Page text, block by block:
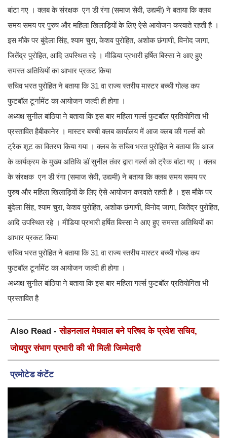
बांटा गए । क्लब के संरक्षक एन डी रंगा (समाज सेवी, उद्यमी) ने बताया कि क्लब
समय समय पर पुरुष और महिला खिलाड़ियों के लिए ऐसे आयोजन करवाते रहती है ।
इस मौके पर बुंदेला सिंह, श्याम चुरा, केशव पुरोहित, अशोक छंगाणी, विनोद जागा,
जितेंद्र पुरोहित, आदि उपस्थित रहे । मीडिया प्रभारी हर्षित बिस्सा ने आए हुए
समस्त अतिथियों का आभार प्रकट किया
सचिव भरत पुरोहित ने बताया कि 31 वा राज्य स्तरीय मास्टर बच्ची गोल्ड कप
फुटबॉल टूर्नामेंट का आयोजन जल्दी ही होगा ।
अध्यक्ष सुनील बांठिया ने बताया कि इस बार महिला गर्ल्स फुटबॉल प्रतियोगिता भी
प्रस्तावित हैबीकानेर । मास्टर बच्ची क्लब कार्यालय में आज क्लब की गर्ल्स को
ट्रैक शूट का वितरण किया गया । क्लब के सचिव भरत पुरोहित ने बताया कि आज
के कार्यक्रम के मुख्य अतिथि डॉ सुनील तंवर द्वारा गर्ल्स को ट्रैक बांटा गए । क्लब
के संरक्षक एन डी रंगा (समाज सेवी, उद्यमी) ने बताया कि क्लब समय समय पर
पुरुष और महिला खिलाड़ियों के लिए ऐसे आयोजन करवाते रहती है । इस मौके पर
बुंदेला सिंह, श्याम चुरा, केशव पुरोहित, अशोक छंगाणी, विनोद जागा, जितेंद्र पुरोहित,
आदि उपस्थित रहे । मीडिया प्रभारी हर्षित बिस्सा ने आए हुए समस्त अतिथियों का
आभार प्रकट किया
सचिव भरत पुरोहित ने बताया कि 31 वा राज्य स्तरीय मास्टर बच्ची गोल्ड कप
फुटबॉल टूर्नामेंट का आयोजन जल्दी ही होगा ।
अध्यक्ष सुनील बांठिया ने बताया कि इस बार महिला गर्ल्स फुटबॉल प्रतियोगिता भी
प्रस्तावित है
Also Read -सोहनलाल मेघवाल बने परिषद के प्रदेश सचिव,
जोधपुर संभाग प्रभारी की भी मिली जिम्मेदारी